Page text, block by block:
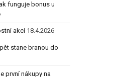
funguje bonus u
akcí 18.4.2026
stane branou do
první nákupy na